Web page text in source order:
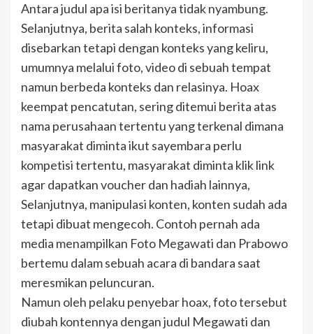
Antara judul apa isi beritanya tidak nyambung.
Selanjutnya, berita salah konteks, informasi
disebarkan tetapi dengan konteks yang keliru,
umumnya melalui foto, video di sebuah tempat
namun berbeda konteks dan relasinya. Hoax
keempat pencatutan, sering ditemui berita atas
nama perusahaan tertentu yang terkenal dimana
masyarakat diminta ikut sayembara perlu
kompetisi tertentu, masyarakat diminta klik link
agar dapatkan voucher dan hadiah lainnya,
Selanjutnya, manipulasi konten, konten sudah ada
tetapi dibuat mengecoh. Contoh pernah ada
media menampilkan Foto Megawati dan Prabowo
bertemu dalam sebuah acara di bandara saat
meresmikan peluncuran.
Namun oleh pelaku penyebar hoax, foto tersebut
diubah kontennya dengan judul Megawati dan